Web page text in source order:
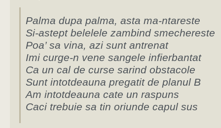
Palma dupa palma, asta ma-ntareste
Si-astept belelele zambind smechereste
Poa’ sa vina, azi sunt antrenat
Imi curge-n vene sangele infierbantat
Ca un cal de curse sarind obstacole
Sunt intotdeauna pregatit de planul B
Am intotdeauna cate un raspuns
Caci trebuie sa tin oriunde capul sus